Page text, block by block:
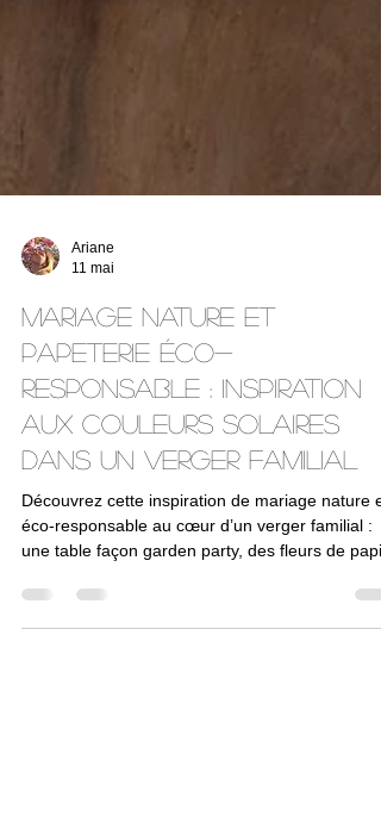
11 mai
Mariage nature et
papeterie éco-
responsable : inspiration
aux couleurs solaires
dans un verger familial
Découvrez cette inspiration de mariage nature et